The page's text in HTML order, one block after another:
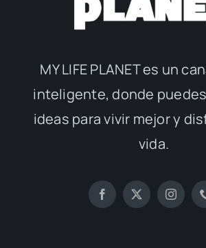
MY LIFE PLANET es un
inteligente, donde
ideas para vivir mejor y
vida.